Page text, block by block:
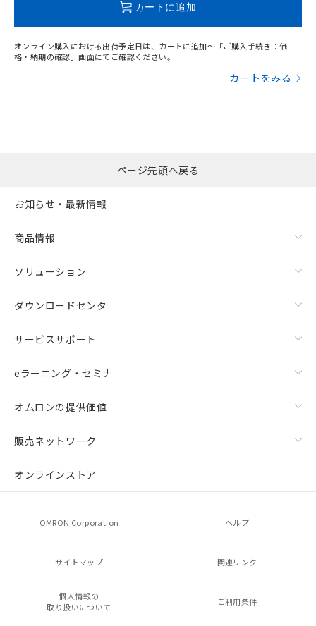
カートに追加
オンライン購入における出荷予定日は、カートに追加～「ご購入手続き：価
格・納期の確認」画面にてご確認ください。
カートをみる
ページ先頭へ戻る
お知らせ・最新情報
商品情報
ソリューション
ダウンロードセンタ
サービスサポート
eラーニング・セミナ
オムロンの提供価値
販売ネットワーク
オンラインストア
OMRON Corporation ヘルプ
サイトマップ 関連リンク
個人情報の
取り扱いについて
ご利用条件